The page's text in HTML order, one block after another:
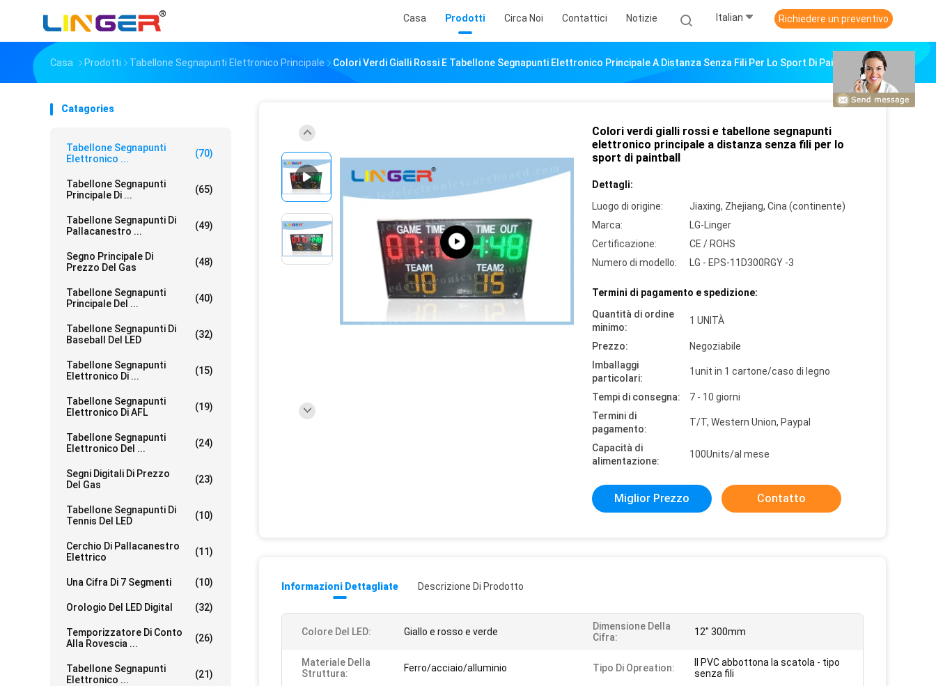
Casa Prodotti Circa Noi Contattici Notizie Italian Richiedere un preventivo
Casa Prodotti Tabellone Segnapunti Elettronico Principale Colori Verdi Gialli Rossi E Tabellone Segnapunti Elettronico Principale A Distanza Senza Fili Per Lo Sport Di Paintball
Catagories
Tabellone Segnapunti
Elettronico ...
(70)
Tabellone Segnapunti
Principale Di ...
(65)
Tabellone Segnapunti Di
Pallacanestro ...
(49)
Segno Principale Di
Prezzo Del Gas
(48)
Tabellone Segnapunti
Principale Del ...
(40)
Tabellone Segnapunti Di
Baseball Del LED
(32)
Tabellone Segnapunti
Elettronico Di ...
(15)
Tabellone Segnapunti
Elettronico Di AFL
(19)
Tabellone Segnapunti
Elettronico Del ...
(24)
Segni Digitali Di Prezzo
Del Gas
(23)
Tabellone Segnapunti Di
Tennis Del LED
(10)
Cerchio Di Pallacanestro
Elettrico
(11)
Una Cifra Di 7 Segmenti (10)
Orologio Del LED Digital (32)
Temporizzatore Di Conto
Alla Rovescia ...
(26)
Tabellone Segnapunti
Elettronico ...
(21)
Colori verdi gialli rossi e tabellone segnapunti
elettronico principale a distanza senza fili per lo
sport di paintball
Dettagli:
Luogo di origine:
Jiaxing, Zhejiang, Cina (continente)
Marca:
LG-Linger
Certificazione:
CE / ROHS
Numero di modello:
LG - EPS-11D300RGY -3
Termini di pagamento e spedizione:
Quantità di ordine
minimo:
1 UNITÀ
Prezzo:
Negoziabile
Imballaggi
particolari:
1unit in 1 cartone/caso di legno
Tempi di consegna:
7 - 10 giorni
Termini di
pagamento:
T/T, Western Union, Paypal
Capacità di
alimentazione:
100Units/al mese
Miglior Prezzo Contatto
Informazioni Dettagliate Descrizione Di Prodotto
Colore Del LED: Giallo e rosso e verde
Dimensione Della
Cifra:
12" 300mm
Materiale Della
Struttura:
Ferro/acciaio/alluminio Tipo Di Opreation:
Il PVC abbottona la scatola - tipo
senza fili